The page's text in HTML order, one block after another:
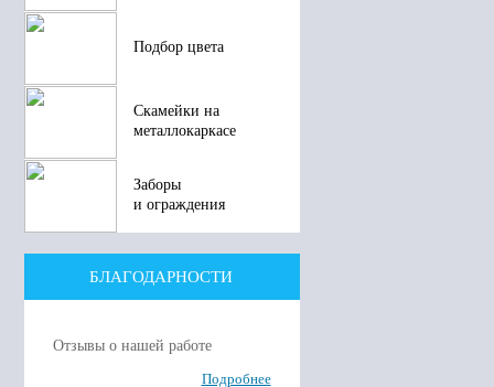
Подбор цвета
Скамейки на
металлокаркасе
Заборы
и ограждения
БЛАГОДАРНОСТИ
Отзывы о нашей работе
Подробнее